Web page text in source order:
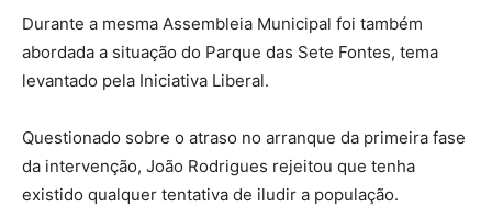
Durante a mesma Assembleia Municipal foi também
abordada a situação do Parque das Sete Fontes, tema
levantado pela Iniciativa Liberal.
Questionado sobre o atraso no arranque da primeira fase
da intervenção, João Rodrigues rejeitou que tenha
existido qualquer tentativa de iludir a população.